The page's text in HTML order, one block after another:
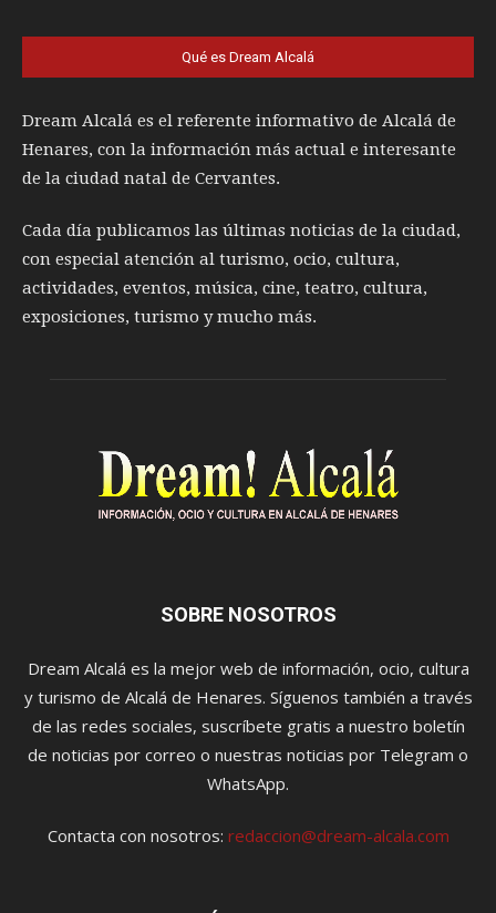
Qué es Dream Alcalá
Dream Alcalá es el referente informativo de Alcalá de
Henares, con la información más actual e interesante
de la ciudad natal de Cervantes.
Cada día publicamos las últimas noticias de la ciudad,
con especial atención al turismo, ocio, cultura,
actividades, eventos, música, cine, teatro, cultura,
exposiciones, turismo y mucho más.
SOBRE NOSOTROS
Dream Alcalá es la mejor web de información, ocio, cultura
y turismo de Alcalá de Henares. Síguenos también a través
de las redes sociales, suscríbete gratis a nuestro boletín
de noticias por correo o nuestras noticias por Telegram o
WhatsApp.
Contacta con nosotros: redaccion@dream-alcala.com